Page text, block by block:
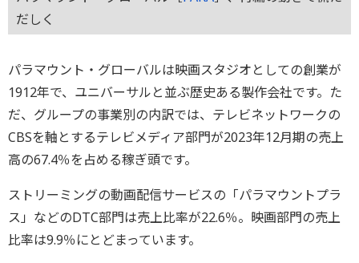
だしく
パラマウント・グローバルは映画スタジオとしての創業が
1912年で、ユニバーサルと並ぶ歴史ある製作会社です。た
だ、グループの事業別の内訳では、テレビネットワークの
CBSを軸とするテレビメディア部門が2023年12月期の売上
高の67.4％を占める稼ぎ頭です。
ストリーミングの動画配信サービスの「パラマウントプラ
ス」などのDTC部門は売上比率が22.6％。映画部門の売上
比率は9.9％にとどまっています。